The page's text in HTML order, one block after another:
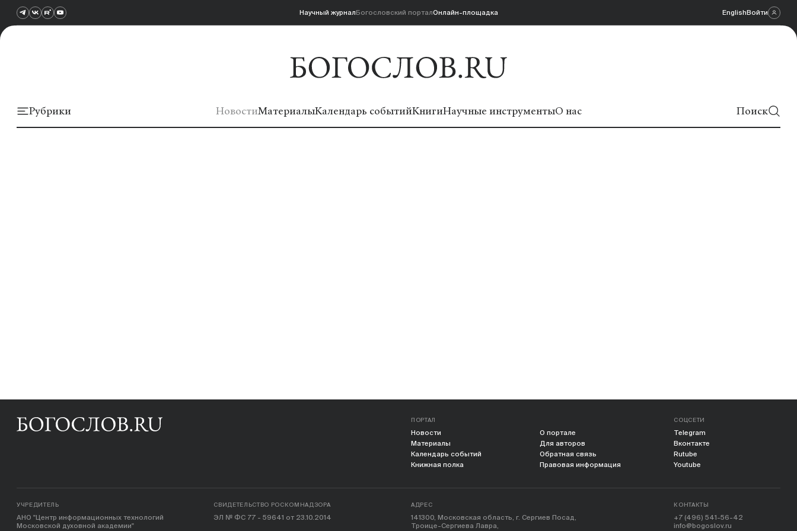
Научный журналБогословский порталОнлайн-площадка EnglishВойти
Рубрики НовостиМатериалыКалендарь событийКнигиНаучные инструментыО нас Поиск
ПОРТАЛ
Новости
Материалы
Календарь событий
Книжная полка
О портале
Для авторов
Обратная связь
Правовая информация
СОЦСЕТИ
Telegram
Вконтакте
Rutube
Youtube
УЧРЕДИТЕЛЬ
АНО "Центр информационных технологий
Московской духовной академии"
СВИДЕТЕЛЬСТВО РОСКОМНАДЗОРА
ЭЛ № ФС 77 - 59641 от 23.10.2014
АДРЕС
141300, Московская область, г. Сергиев Посад,
Троице-Сергиева Лавра,
КОНТАКТЫ
+7 (496) 541-56-42
info@bogoslov.ru